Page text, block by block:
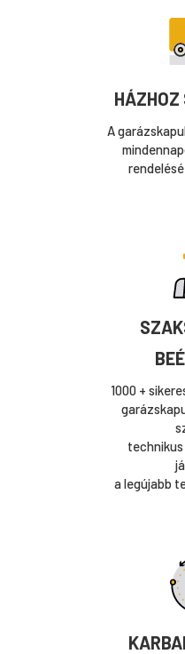
A
1000 +
a legújabb